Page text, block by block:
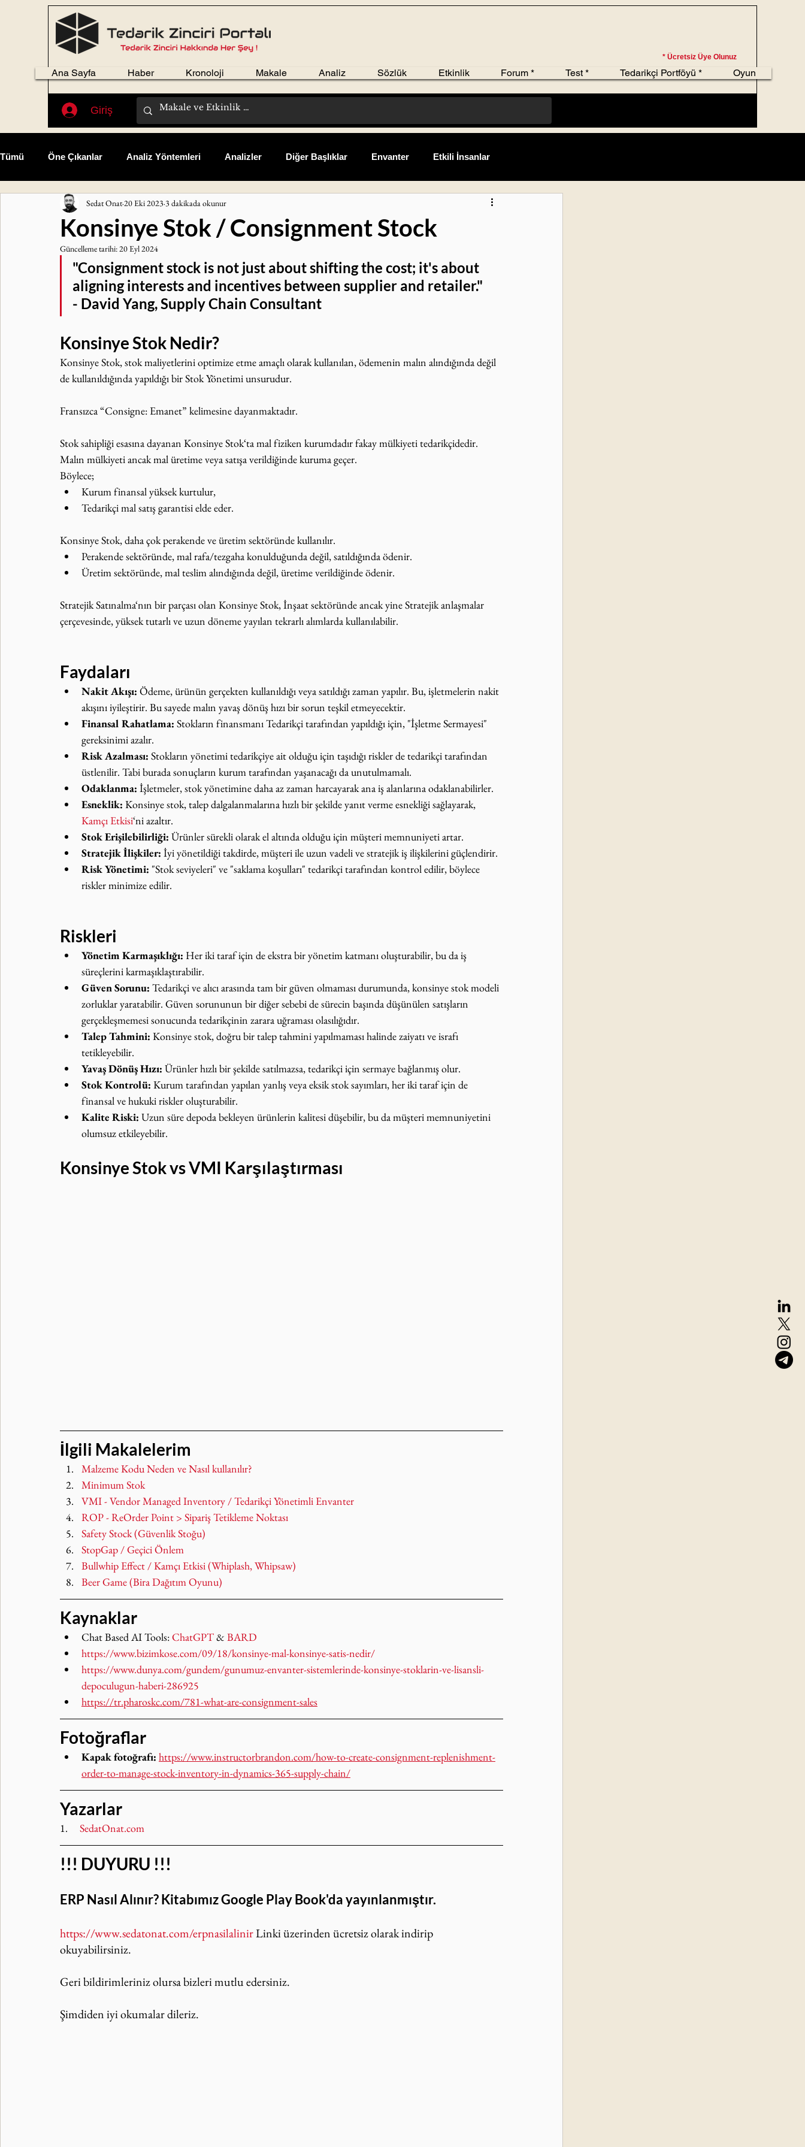
* Ücretsiz Üye Olunuz
Giriş
Ana Sayfa Haber Kronoloji Makale Analiz Sözlük Etkinlik Forum * Test * Tedarikçi Portföyü * Oyun
Tümü Öne Çıkanlar Analiz Yöntemleri Analizler Diğer Başlıklar Envanter Etkili İnsanlar
Fikir Sepeti Kazalar Kişisel Gelişim
Öğrenilmiş Dersler Satınalma
Konsinye Stok / Consignment Stock
Sedat Onat 20 Eki 2023 3 dakikada okunur
Güncelleme tarihi:20 Eyl 2024
"Consignment stock is not just about shifting the cost; it's about
aligning interests and incentives between supplier and retailer."
- David Yang, Supply Chain Consultant
Konsinye Stok Nedir?
Konsinye Stok, stok maliyetlerini optimize etme amaçlı olarak kullanılan, ödemenin malın alındığında değil
de kullanıldığında yapıldığı bir Stok Yönetimi unsurudur.
Fransızca “Consigne: Emanet” kelimesine dayanmaktadır.
Stok sahipliği esasına dayanan Konsinye Stok‘ta mal fiziken kurumdadır fakay mülkiyeti tedarikçidedir.
Malın mülkiyeti ancak mal üretime veya satışa verildiğinde kuruma geçer.
Böylece;
Kurum finansal yüksek kurtulur,
Tedarikçi mal satış garantisi elde eder.
Konsinye Stok, daha çok perakende ve üretim sektöründe kullanılır.
Perakende sektöründe, mal rafa/tezgaha konulduğunda değil, satıldığında ödenir.
Üretim sektöründe, mal teslim alındığında değil, üretime verildiğinde ödenir.
Stratejik Satınalma‘nın bir parçası olan Konsinye Stok, İnşaat sektöründe ancak yine Stratejik anlaşmalar
çerçevesinde, yüksek tutarlı ve uzun döneme yayılan tekrarlı alımlarda kullanılabilir.
Faydaları
Nakit Akışı: Ödeme, ürünün gerçekten kullanıldığı veya satıldığı zaman yapılır. Bu, işletmelerin nakit
akışını iyileştirir. Bu sayede malın yavaş dönüş hızı bir sorun teşkil etmeyecektir.
Finansal Rahatlama: Stokların finansmanı Tedarikçi tarafından yapıldığı için, "İşletme Sermayesi"
gereksinimi azalır.
Risk Azalması: Stokların yönetimi tedarikçiye ait olduğu için taşıdığı riskler de tedarikçi tarafından
üstlenilir. Tabi burada sonuçların kurum tarafından yaşanacağı da unutulmamalı.
Odaklanma: İşletmeler, stok yönetimine daha az zaman harcayarak ana iş alanlarına odaklanabilirler.
Esneklik: Konsinye stok, talep dalgalanmalarına hızlı bir şekilde yanıt verme esnekliği sağlayarak,
Kamçı Etkisi‘ni azaltır.
Stok Erişilebilirliği: Ürünler sürekli olarak el altında olduğu için müşteri memnuniyeti artar.
Stratejik İlişkiler: İyi yönetildiği takdirde, müşteri ile uzun vadeli ve stratejik iş ilişkilerini güçlendirir.
Risk Yönetimi: "Stok seviyeleri" ve "saklama koşulları" tedarikçi tarafından kontrol edilir, böylece
riskler minimize edilir.
Riskleri
Yönetim Karmaşıklığı: Her iki taraf için de ekstra bir yönetim katmanı oluşturabilir, bu da iş
süreçlerini karmaşıklaştırabilir.
Güven Sorunu: Tedarikçi ve alıcı arasında tam bir güven olmaması durumunda, konsinye stok modeli
zorluklar yaratabilir. Güven sorununun bir diğer sebebi de sürecin başında düşünülen satışların
gerçekleşmemesi sonucunda tedarikçinin zarara uğraması olasılığıdır.
Talep Tahmini: Konsinye stok, doğru bir talep tahmini yapılmaması halinde zaiyatı ve israfı
tetikleyebilir.
Yavaş Dönüş Hızı: Ürünler hızlı bir şekilde satılmazsa, tedarikçi için sermaye bağlanmış olur.
Stok Kontrolü: Kurum tarafından yapılan yanlış veya eksik stok sayımları, her iki taraf için de
finansal ve hukuki riskler oluşturabilir.
Kalite Riski: Uzun süre depoda bekleyen ürünlerin kalitesi düşebilir, bu da müşteri memnuniyetini
olumsuz etkileyebilir.
Konsinye Stok vs VMI Karşılaştırması
İlgili Makalelerim
Malzeme Kodu Neden ve Nasıl kullanılır?
Minimum Stok
VMI - Vendor Managed Inventory / Tedarikçi Yönetimli Envanter
ROP - ReOrder Point > Sipariş Tetikleme Noktası
Safety Stock (Güvenlik Stoğu)
StopGap / Geçici Önlem
Bullwhip Effect / Kamçı Etkisi (Whiplash, Whipsaw)
Beer Game (Bira Dağıtım Oyunu)
Kaynaklar
Chat Based AI Tools: ChatGPT & BARD
https://www.bizimkose.com/09/18/konsinye-mal-konsinye-satis-nedir/
https://www.dunya.com/gundem/gunumuz-envanter-sistemlerinde-konsinye-stoklarin-ve-lisansli-
depoculugun-haberi-286925
https://tr.pharoskc.com/781-what-are-consignment-sales
Fotoğraflar
Kapak fotoğrafı: https://www.instructorbrandon.com/how-to-create-consignment-replenishment-
order-to-manage-stock-inventory-in-dynamics-365-supply-chain/
Yazarlar
1. SedatOnat.com
!!! DUYURU !!!
ERP Nasıl Alınır? Kitabımız Google Play Book'da yayınlanmıştır.
https://www.sedatonat.com/erpnasilalinir Linki üzerinden ücretsiz olarak indirip
okuyabilirsiniz.
Geri bildirimleriniz olursa bizleri mutlu edersiniz.
Şimdiden iyi okumalar dileriz.